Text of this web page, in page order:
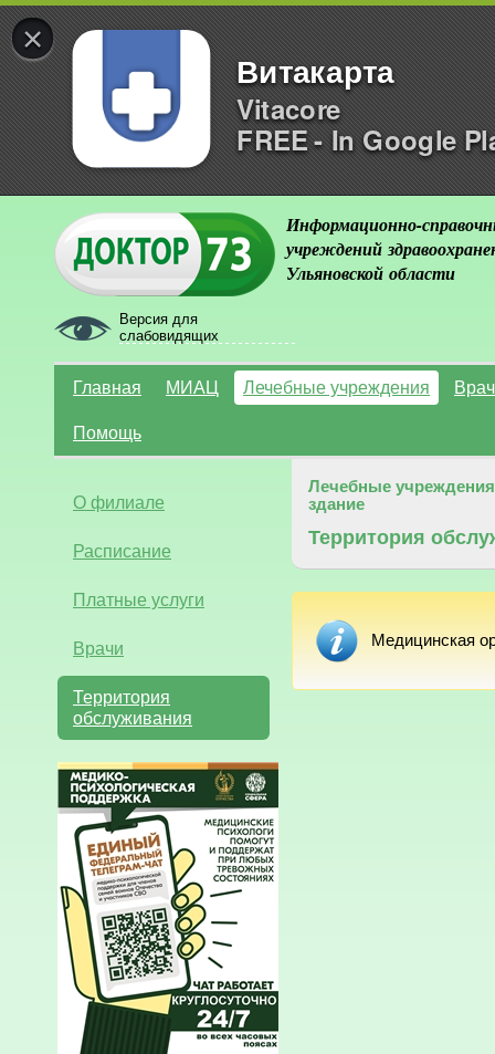
×
Витакарта
Vitacore
FREE - In Google
Версия для
слабовидящих
Информационно-
учреждений
Ульяновской области
Главная МИАЦ Лечебные учреждения
Помощь
О филиале
Расписание
Платные услуги
Врачи
Территория
обслуживания
Лечебные учреждения
здание
Территория
Медицинская